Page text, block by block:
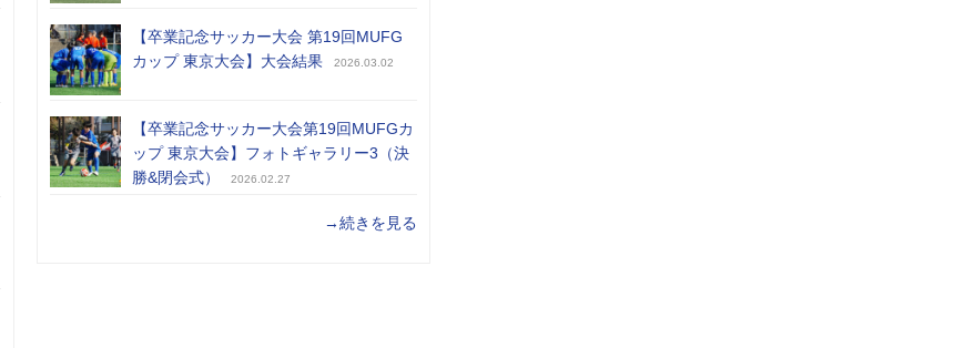
【卒業記念サッカー大会 第19回MUFG
カップ 東京大会】大会結果
2026.03.02
【卒業記念サッカー大会第19回MUFGカ
ップ 東京大会】フォトギャラリー3（決
勝&閉会式）
2026.02.27
→続きを見る